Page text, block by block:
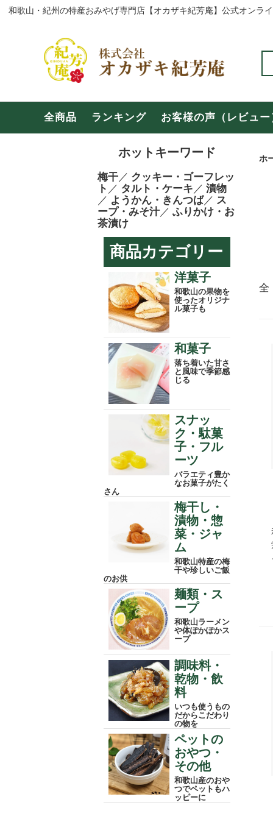
和歌山の商品 奈良の
お問い
【年末年始・冬期休暇のご案内】
全商品 ランキング お客様の声（レビュー
ホットキーワード
梅干／ クッキー・ゴーフレッ
ト ／ タルト・ケーキ ／ 漬物
／ ようかん・きんつば／ ス
ープ・みそ汁／ ふりかけ・お
茶漬け
商品カテゴリー
洋菓子
和歌山の果物を
使ったオリジナ
ル菓子も
和菓子
落ち着いた甘さ
と風味で季節感
じる
スナッ
ク・駄菓
子・フル
ーツ
バラエティ豊か
なお菓子がたく
さん
梅干し・
漬物・惣
菜・ジャ
ム
和歌山特産の梅
干や珍しいご飯
のお供
麺類・ス
ープ
和歌山ラーメン
や体ぽかぽかス
ープ
調味料・
乾物・飲
料
いつも使うもの
だからこだわり
の物を
ペットの
おやつ・
その他
和歌山産のおや
つでペットもハ
ッピーに
ホ
全